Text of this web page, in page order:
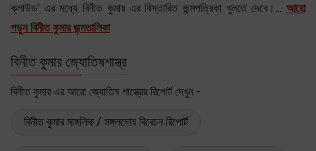
ক্লাউড' এর মধ্যে বিনীত কুমার এর বিস্তারিত জন্মপত্রিকা খুলতে দেবে।... আরো
পড়ুন বিনীত কুমার জন্মতালিকা
বিনীত কুমার জ্যোতিষশাস্ত্র
বিনীত কুমার এর আরো জ্যোতিষ শাস্ত্রের রিপোর্ট দেখুন -
বিনীত কুমার মাঙ্গলিক / মঙ্গলদোষ বিবেচন রিপোর্ট